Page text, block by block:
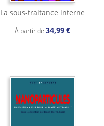
La sous-traitance interne
À partir de 34,99 €